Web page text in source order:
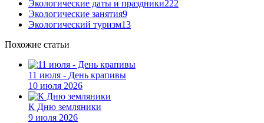
Экологические даты и праздники222
Экологические занятия9
Экологический туризм13
Похожие статьи
11 июля - День крапивы
10 июля 2026
К Дню земляники
9 июля 2026